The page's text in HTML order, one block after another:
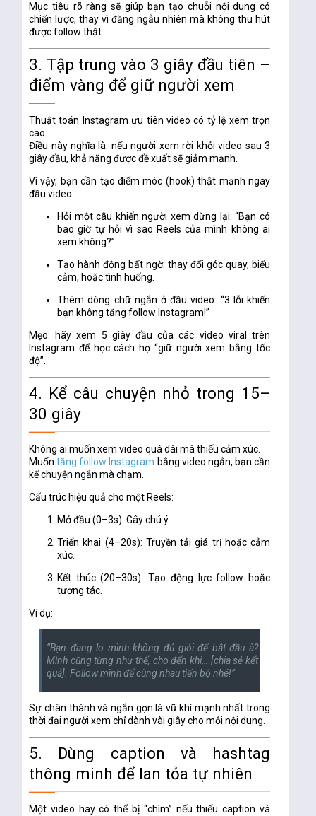
Mục tiêu rõ ràng sẽ giúp bạntạo chuỗi nội dung có
chiến lược, thay vì đăng ngẫu nhiên mà không thu hút
được follow thật.
3. Tập trung vào 3 giây đầu tiên –
điểm vàng để giữ người xem
Thuật toán Instagram ưu tiên videocó tỷ lệ xem trọn
cao.
Điều này nghĩa là: nếu người xem rời khỏi video sau 3
giây đầu, khả năng được đề xuất sẽ giảm mạnh.
Vì vậy, bạn cần tạođiểm móc (hook) thật mạnh ngay
đầu video:
Hỏi một câu khiến người xem dừng lại: “Bạn có
bao giờ tự hỏi vì sao Reels của mình không ai
xem không?”
Tạo hành động bất ngờ: thay đổi góc quay, biểu
cảm, hoặc tình huống.
Thêm dòng chữ ngắn ở đầu video: “3 lỗi khiến
bạn không tăng follow Instagram!”
Mẹo: hãy xem 5 giây đầu của các video viral trên
Instagram để học cách họ “giữ người xem bằng tốc
độ”.
4. Kể câu chuyện nhỏ trong 15–
30 giây
Không ai muốn xem video quá dài mà thiếu cảm xúc.
Muốntăng follow Instagram bằng video ngắn, bạn cần
kể chuyện ngắn mà chạm.
Cấu trúc hiệu quả cho một Reels:
Mở đầu (0–3s): Gây chú ý.
Triển khai (4–20s): Truyền tải giá trị hoặc cảm
xúc.
Kết thúc (20–30s): Tạo động lực follow hoặc
tương tác.
Ví dụ:
“Bạn đang lo mình không đủ giỏi để bắt đầu à?
Mình cũng từng như thế, cho đến khi… [chia sẻ kết
quả]. Follow mình để cùng nhau tiến bộ nhé!”
Sự chân thành và ngắn gọn làvũ khí mạnh nhất trong
thời đại người xem chỉ dành vài giây cho mỗi nội dung.
5. Dùng caption và hashtag
thông minh để lan tỏa tự nhiên
Một video hay có thể bị “chìm” nếu thiếu caption và